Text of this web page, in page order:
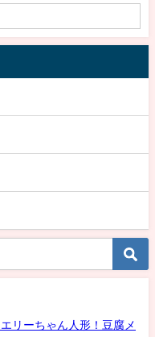
リーちゃん人形！豆腐メ